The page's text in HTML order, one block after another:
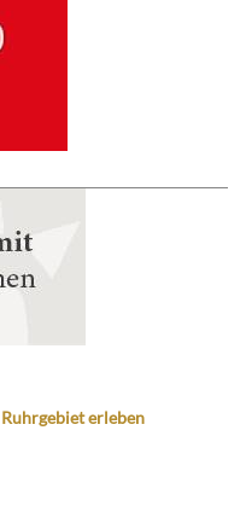
Ruhrgebiet erleben